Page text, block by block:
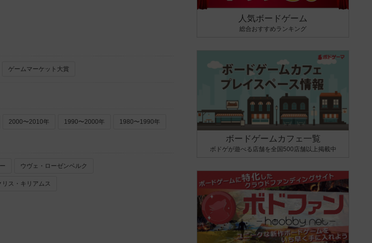
ゲームマーケット大賞
2000〜2010年 1990〜2000年 1980〜1990年
ウヴェ・ローゼンベルク
リス・キリアムス
人気ボードゲーム
総合おすすめランキング
ボードゲームカフェ一覧
ボドゲが遊べる店舗を全国500店舗以上掲載中